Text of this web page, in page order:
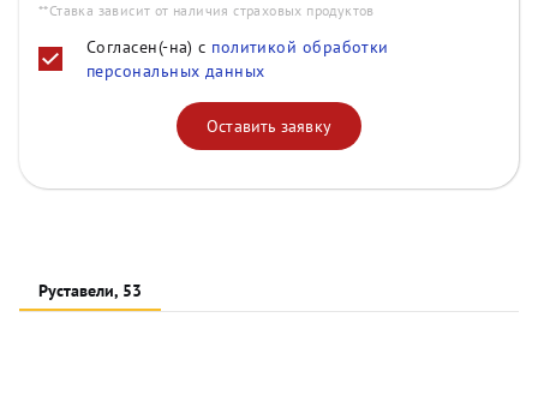
**Ставка зависит от наличия страховых продуктов
Согласен(-на) с политикой обработки
персональных данных
Оставить заявку
Руставели, 53